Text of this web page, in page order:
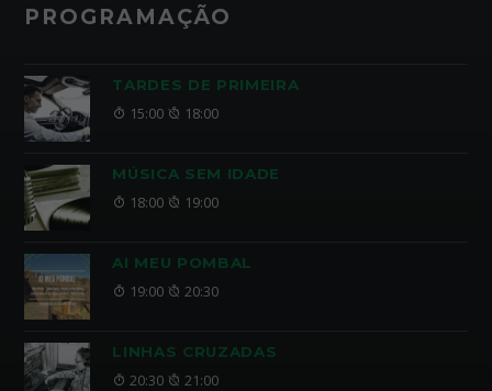
PROGRAMAÇÃO
TARDES DE PRIMEIRA
15:00 18:00
MÚSICA SEM IDADE
18:00 19:00
AI MEU POMBAL
19:00 20:30
LINHAS CRUZADAS
20:30 21:00